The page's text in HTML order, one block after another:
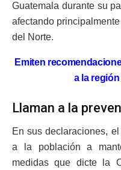
Guatemala durante su
afectando
del Norte.
Emiten
a la
Llaman a la
En sus declaraciones,
a la población a
medidas que dicte la